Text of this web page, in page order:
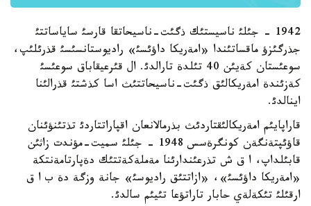
1942 - جئلئ ناسيستئك ذگئت-ناسيحاتقا قارسئ ساياساتتئ
جذرگئزؤ ماقساتئندا «امةريكا داؤئسئ» راديوستانسئسئ قذرئلئپ،
سوعئستان كةيئن 40 تئلدة تارالدئ. ال قئرعيقاباق سوعئسئ
كةزئندة امةريكالئق ذگئت-ناسيحاتتئث اسا كذشتئ قذرالئنا
اينالدئ.
قاراپايئم امةريكالئقتاردئث بذرمالانعان اقپاراتتاردئ تذتئنؤئنان
قاؤئپتةنگةن كونگرةسس 1948 - جئلئ سميت-مؤندت زاثئن
قابئلداپ، ا ق ش تذرعئندارئنا مةملةكةتتئك دةپارتامةنتكة
«امةريكا داؤئسئ»، «ازاتتئق راديوسئ» جانة وزگة دة ب ا ق
ارقئلئ تئكةلةي حابار تاراتؤعا تئيئم سالدئ.